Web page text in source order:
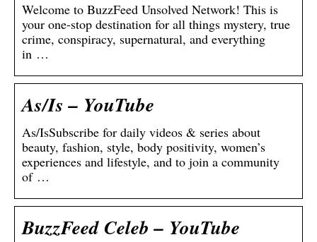
Welcome to BuzzFeed Unsolved Network! This is
your one-stop destination for all things mystery, true
crime, conspiracy, supernatural, and everything
in …
As/Is – YouTube
As/IsSubscribe for daily videos & series about
beauty, fashion, style, body positivity, women’s
experiences and lifestyle, and to join a community
of …
BuzzFeed Celeb – YouTube